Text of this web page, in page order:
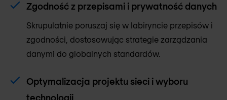
Zgodność z przepisami i prywatność danych
Skrupulatnie poruszaj się w labiryncie przepisów i
zgodności, dostosowując strategie zarządzania
danymi do globalnych standardów.
Optymalizacja projektu sieci i wyboru
technologii